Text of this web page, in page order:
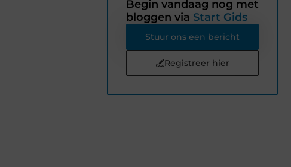
Begin vandaag nog met
bloggen via Start Gids
Stuur ons een bericht
Registreer hier